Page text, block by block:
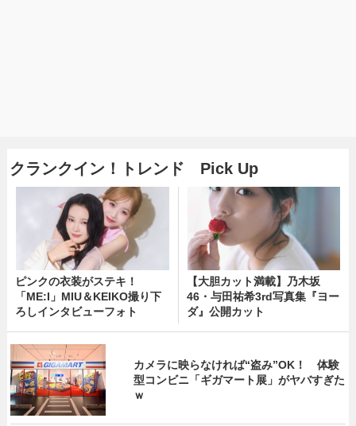
クランクイン！トレンド Pick Up
ピンクの衣装がステキ！
「ME:I」MIU＆KEIKO撮り下
ろしインタビューフォト
【大胆カット満載】乃木坂
46・与田祐希3rd写真集『ヨー
ダ』公開カット
カメラに映らなければ“盗み”OK！ 体験
型コンビニ「ギガマート展」がヤバすぎた
ｗ